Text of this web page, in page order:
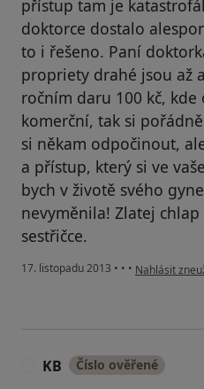
přístup tam je
doktorce dostalo
to i řešeno. Paní
propriety drahé jsou až
ročním daru 100 kč, kde
komerční, tak si
si někam odpočinout,
a přístup, který si ve
bych v životě svého
nevyměnila! Zlatej
sestřičce.
17. listopadu 2013 • • • podle názoru
Nahlásit
KB Číslo ověřené